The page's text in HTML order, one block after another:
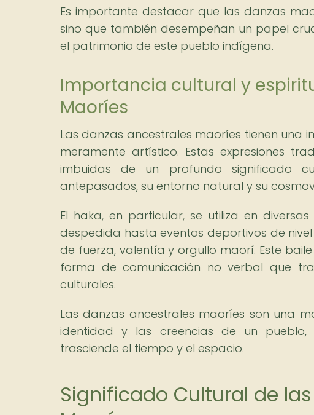
Es importante destacar que las danzas
sino que también desempeñan un papel
el patrimonio de este pueblo indígena.
Importancia cultural y
Maoríes
Las danzas ancestrales maoríes tienen una
meramente artístico. Estas expresiones
imbuidas de un profundo significado
antepasados, su entorno natural y su
El haka, en particular, se utiliza en
despedida hasta eventos deportivos de
de fuerza, valentía y orgullo maorí. Este
forma de comunicación no verbal que
culturales.
Las danzas ancestrales maoríes son una
identidad y las creencias de un pueblo,
trasciende el tiempo y el espacio.
Significado Cultural de